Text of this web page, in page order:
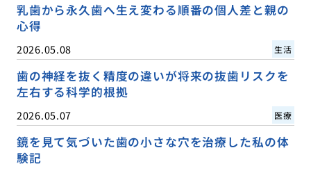
乳歯から永久歯へ生え変わる順番の個人差と親の
心得
2026.05.08 生活
歯の神経を抜く精度の違いが将来の抜歯リスクを
左右する科学的根拠
2026.05.07 医療
鏡を見て気づいた歯の小さな穴を治療した私の体
験記